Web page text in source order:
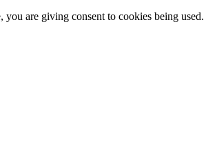
are giving consent to cookies being used.